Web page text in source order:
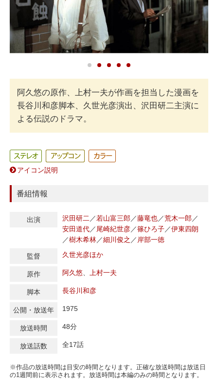
阿久悠の原作、上村一夫が作画を担当した漫画を
長谷川和彦脚本、久世光彦演出、沢田研二主演に
よる伝説のドラマ。
アイコン説明
番組情報
出演 沢田研二 ／若山富三郎 ／藤竜也／荒木一郎 ／
安田道代／尾崎紀世彦／篠ひろ子／伊東四朗
／樹木希林／細川俊之 ／ 岸部一徳
監督 久世光彦ほか
原作 阿久悠 上村一夫
脚本 長谷川和彦
公開・放送年 1975
放送時間 48分
放送話数 全17話
※作品の放送時間は目安の時間となります。正確な放送時間は放送日
の1週間前に表示されます。放送時間は本編のみの時間となります。